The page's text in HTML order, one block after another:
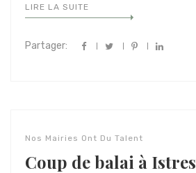
LIRE LA SUITE
Partager:
Nos Mairies Ont Du Talent
Coup de balai à Istres